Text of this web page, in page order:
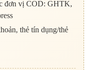
đơn vị COD: GHTK,
thẻ tín dụng/thẻ